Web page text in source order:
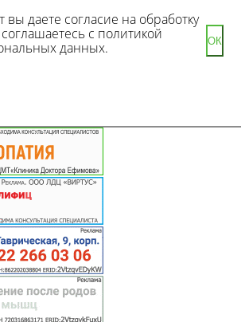
вы даете согласие на обработку
с политикой
данных.
ОК